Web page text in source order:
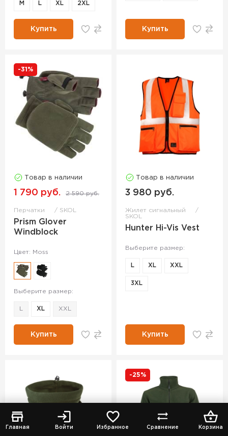
Главная Войти Избранное Сравнение Корзина
M L XL 2XL
Купить Купить
-31%
Товар в наличии
1 790 руб. 2 590 руб.
Перчатки SKOL
Prism Glover
Windblock
Цвет: Moss
Выберите размер:
XL XXL
Купить
Товар в наличии
3 980 руб.
Жилет сигнальный
SKOL
Hunter Hi-Vis Vest
Выберите размер:
L XL XXL
3XL
Купить
-25%